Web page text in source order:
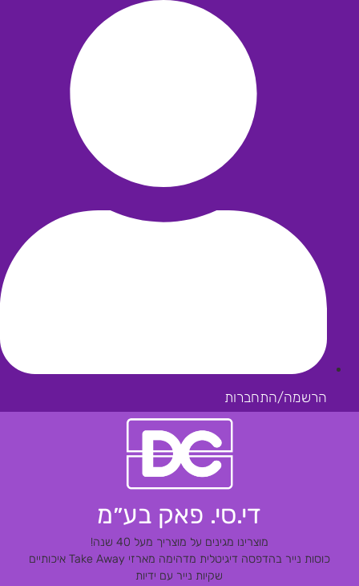
הרשמה/התחברות
די.סי. פאק בע״מ
מוצרינו מגינים על מוצריך מעל 40 שנה!
כוסות נייר בהדפסה דיגיטלית מדהימהמארזי Take Away איכותיים
שקיות נייר עם ידיות